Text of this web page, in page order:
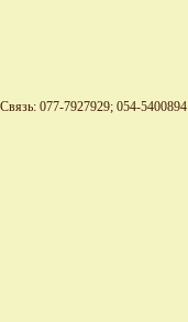
Связь: 077-7927929; 054-5400894